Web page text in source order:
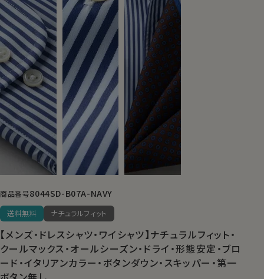
商品番号8044SD-B07A-NAVY
送料無料 ナチュラルフィット
【メンズ・ドレスシャツ・ワイシャツ】ナチュラルフィット・
クールマックス・オールシーズン・ドライ・形態安定・ブロ
ード・イタリアンカラー・ボタンダウン・スキッパー・第一